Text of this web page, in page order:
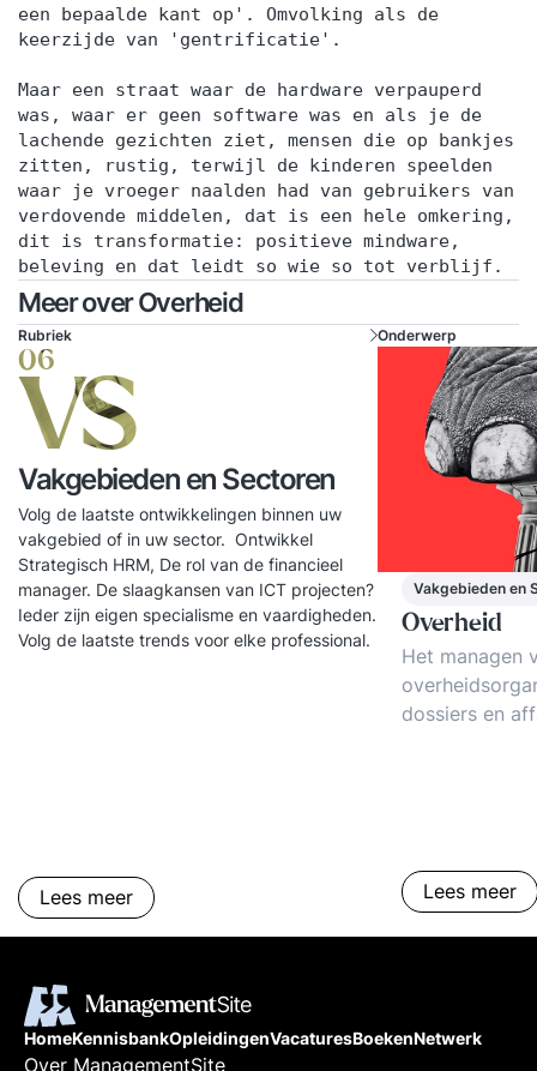
een bepaalde kant op'. Omvolking als de
keerzijde van 'gentrificatie'.
Maar een straat waar de hardware verpauperd
was, waar er geen software was en als je de
lachende gezichten ziet, mensen die op bankjes
zitten, rustig, terwijl de kinderen speelden
waar je vroeger naalden had van gebruikers van
verdovende middelen, dat is een hele omkering,
dit is transformatie: positieve mindware,
beleving en dat leidt so wie so tot verblijf.
Meer over Overheid
Rubriek
06
VS
Vakgebieden en Sectoren
Volg de laatste ontwikkelingen binnen uw
vakgebied of in uw sector. Ontwikkel
Strategisch HRM, De rol van de financieel
manager. De slaagkansen van ICT projecten?
Ieder zijn eigen specialisme en vaardigheden.
Volg de laatste trends voor elke professional.
Lees meer
Onderwerp
Vakgebieden en
Overheid
Het managen
dossiers en
Lees meer
HomeKennisbankOpleidingenVacaturesBoekenNetwerk
Over ManagementSite